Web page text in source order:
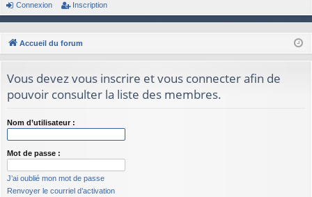
or
m
e
br pti
Connexion Inscription
Accueil du forum
Vous devez vous inscrire et vous connecter afin de
pouvoir consulter la liste des membres.
Nom d’utilisateur :
Mot de passe :
J’ai oublié mon mot de passe
Renvoyer le courriel d’activation